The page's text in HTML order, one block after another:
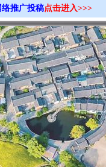
络推广投稿点击进入>>>